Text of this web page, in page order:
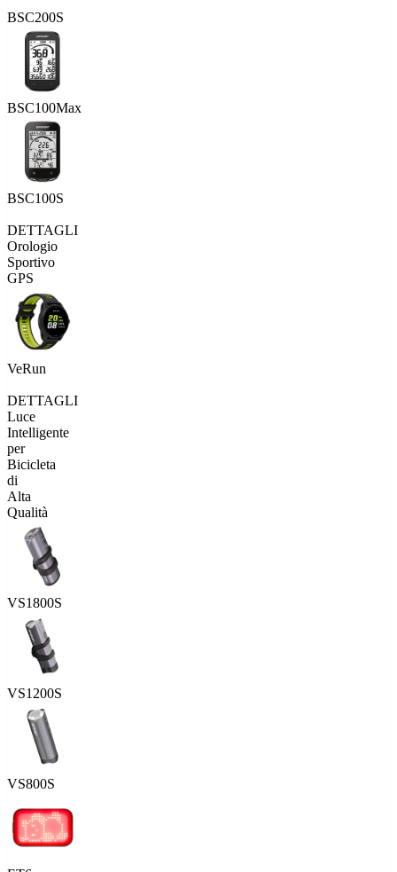
BSC200S
BSC100Max
BSC100S
DETTAGLI
Orologio
Sportivo
GPS
VeRun
DETTAGLI
Luce
Intelligente
per
Bicicleta
di
Alta
Qualità
VS1800S
VS1200S
VS800S